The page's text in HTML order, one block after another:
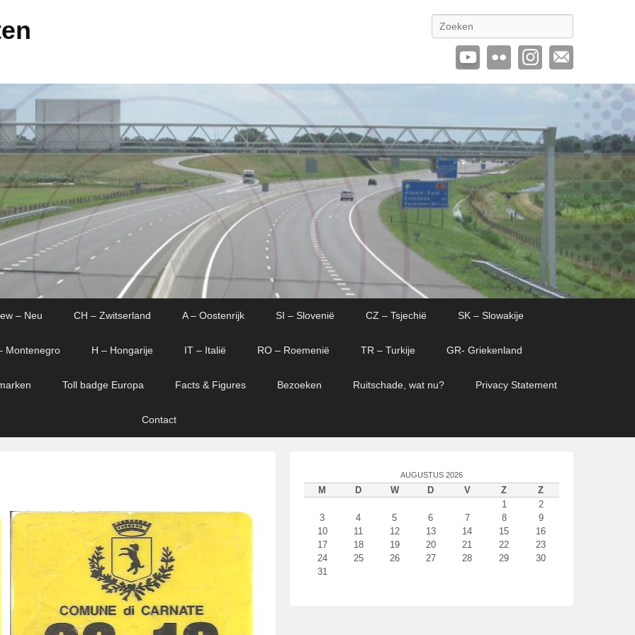
Zoeken
– Neu CH – Zwitserland A – Oostenrijk SI – Slovenië CZ – Tsjechië SK – Slowakije
Montenegro H – Hongarije IT – Italië RO – Roemenië TR – Turkije GR- Griekenland
Toll badge Europa Facts & Figures Bezoeken Ruitschade, wat nu? Privacy Statement
Contact
AUGUSTUS 2026
M D W D V Z
Z
1
2
3
4 5 6 7 8
9
10
11 12 13 14 15
16
17
18 19 20 21 22
23
24
25 26 27 28 29
30
31